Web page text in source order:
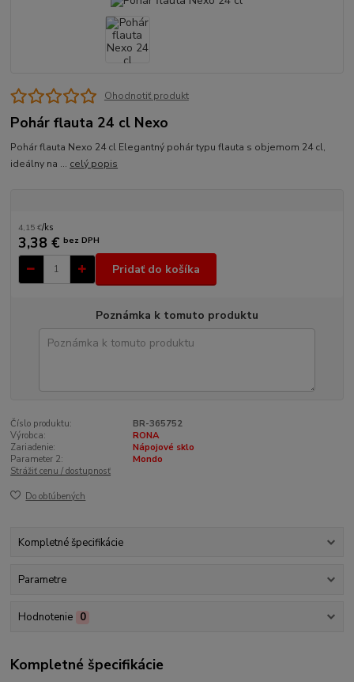
Ohodnotiť produkt
Pohár flauta 24 cl Nexo
Pohár flauta Nexo 24 cl Elegantný pohár typu flauta s objemom 24 cl,
ideálny na ... celý popis
4,15 €/ks
3,38 € bez DPH
Pridať do košíka
Poznámka k tomuto produktu
Číslo produktu:
BR-365752
Výrobca:
RONA
Zariadenie:
Nápojové sklo
Parameter 2:
Mondo
Strážiť cenu / dostupnosť
Do obľúbených
Kompletné špecifikácie
Parametre
Hodnotenie 0
Kompletné špecifikácie